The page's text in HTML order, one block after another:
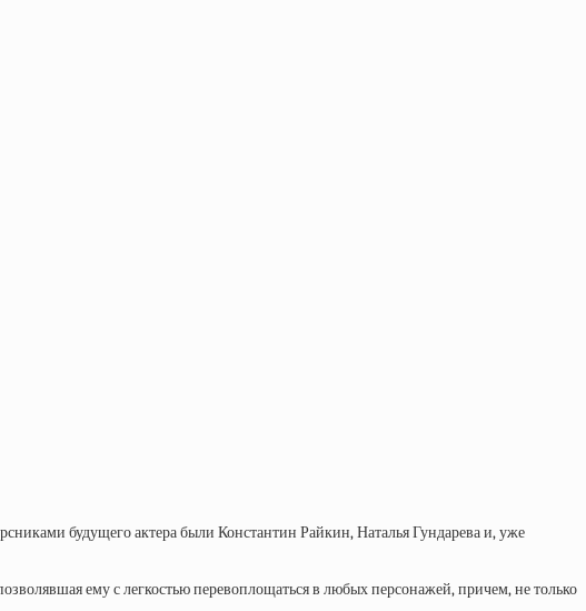
будущего актера были Константин Райкин, Наталья Гундарева и, уже
ему с легкостью перевоплощаться в любых персонажей, причем, не только